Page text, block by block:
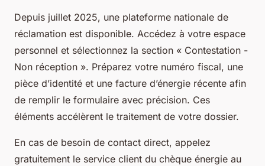
Depuis juillet 2025, une plateforme nationale de
réclamation est disponible. Accédez à votre espace
personnel et sélectionnez la section « Contestation -
Non réception ». Préparez votre numéro fiscal, une
pièce d’identité et une facture d’énergie récente afin
de remplir le formulaire avec précision. Ces
éléments accélèrent le traitement de votre dossier.
En cas de besoin de contact direct, appelez
gratuitement le service client du chèque énergie au